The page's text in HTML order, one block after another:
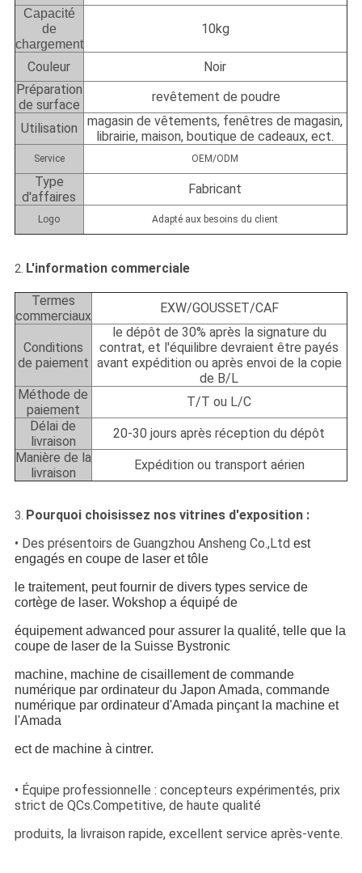
Capacité
de
chargement
10kg
Couleur
Noir
Préparation
de surface
revêtement de poudre
Utilisation
magasin de vêtements, fenêtres de magasin,
librairie, maison, boutique de cadeaux, ect.
Service OEM/ODM
Type
d'affaires
Fabricant
Logo Adapté aux besoins du client
2. L'information commerciale
Termes
commerciaux
EXW/GOUSSET/CAF
Conditions
de paiement
le dépôt de 30% après la signature du
contrat, et l'équilibre devraient être payés
avant expédition ou après envoi de la copie
de B/L
Méthode de
paiement
T/T ou L/C
Délai de
livraison
20-30 jours après réception du dépôt
Manière de la
livraison
Expédition ou transport aérien
3. Pourquoi choisissez nos vitrines d'exposition :
• Des présentoirs de Guangzhou Ansheng Co.,Ltd est
engagés en coupe de laser et tôle
le traitement, peut fournir de divers types service de
cortège de laser. Wokshop a équipé de
équipement adwanced pour assurer la qualité, telle que la
coupe de laser de la Suisse Bystronic
machine, machine de cisaillement de commande
numérique par ordinateur du Japon Amada, commande
numérique par ordinateur d'Amada pinçant la machine et
l'Amada
ect de machine à cintrer.
• Équipe professionnelle : concepteurs expérimentés, prix
strict de QCs.Competitive, de haute qualité
produits, la livraison rapide, excellent service après-vente.